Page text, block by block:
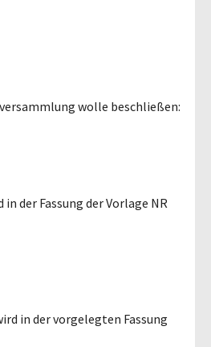
wolle beschließen:
in der Fassung der Vorlage NR
in der vorgelegten Fassung